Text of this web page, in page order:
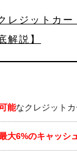
レジットカ
解説】
能なクレジットカ
大6%のキャッシ